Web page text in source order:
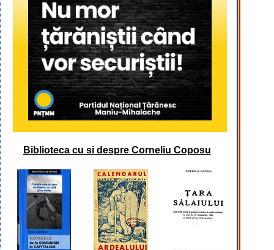
Biblioteca cu si despre Corneliu Coposu